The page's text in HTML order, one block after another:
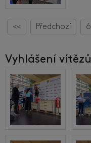
<< Předchozí 6
Vyhlášení vítězů